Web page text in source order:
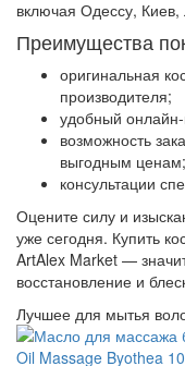
включая Одессу, Киев,
Преимущества
оригинальная
производителя;
удобный онлайн-
возможность
выгодным ценам;
консультации
Оцените силу и
уже сегодня. Купить
ArtAlex Market —
восстановление и
Лучшее для мытья